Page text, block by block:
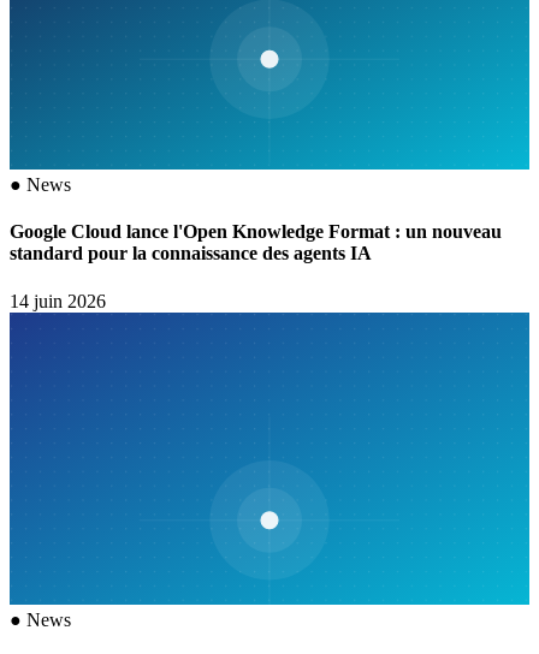
● News
Google Cloud lance l'Open Knowledge Format : un nouveau
standard pour la connaissance des agents IA
14 juin 2026
● News